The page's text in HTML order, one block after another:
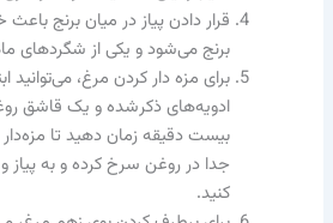
قرار دادن پیاز در میان برنج
برنج می‌شود و یکی از شگرد‌های
برای مزه دار کردن مرغ، می‌توانید
ادویه‌های ذکر‌شده و یک قاشق
بیست دقیقه زمان دهید تا
جدا در روغن سرخ کرده و به
کنید.